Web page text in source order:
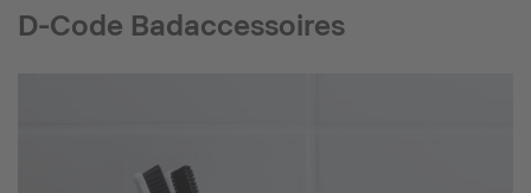
D-Code Badaccessoires